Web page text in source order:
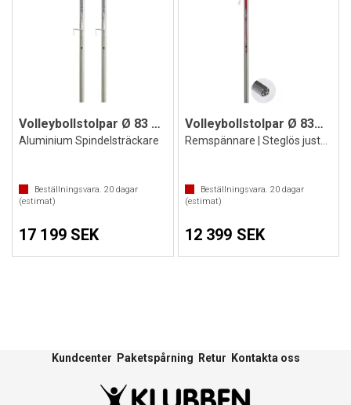
Volleybollstolpar Ø 83 mm Tävling
Aluminium Spindelsträckare
Beställningsvara. 20 dagar
(estimat)
17 199 SEK
Volleybollstolpar Ø 83mm
Remspännare | Steglös justering av höjd
Beställningsvara. 20dagar
(estimat)
12 399 SEK
Kundcenter Paketspårning Retur Kontakta oss